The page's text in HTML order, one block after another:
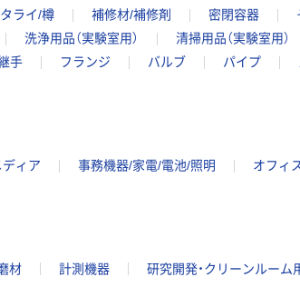
タライ/樽 補修材/補修剤 密閉容器
洗浄用品（実験室用） 清掃用品（実験室用）
手 フランジ バルブ パイプ
ィア 事務機器/家電/電池/照明 オフィ
材 計測機器 研究開発・クリーンルーム